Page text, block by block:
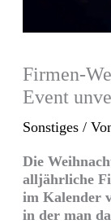
Firmen-
Event
Sonstiges /
Die
alljährliche
im Kalender
in der man